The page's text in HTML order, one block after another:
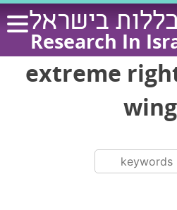
בישראל
Research In
extreme